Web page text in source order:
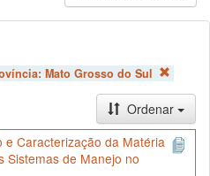
Mato Grosso do Sul
Ordenar
Caracterização da Matéria
Sistemas de Manejo no